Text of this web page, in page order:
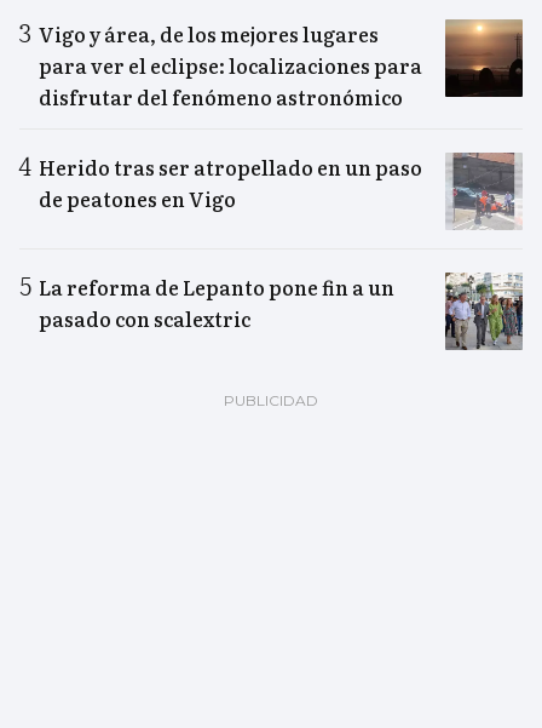
Vigo y área, de los mejores lugares
para ver el eclipse: localizaciones para
disfrutar del fenómeno astronómico
Herido tras ser atropellado en un paso
de peatones en Vigo
La reforma de Lepanto pone fin a un
pasado con scalextric